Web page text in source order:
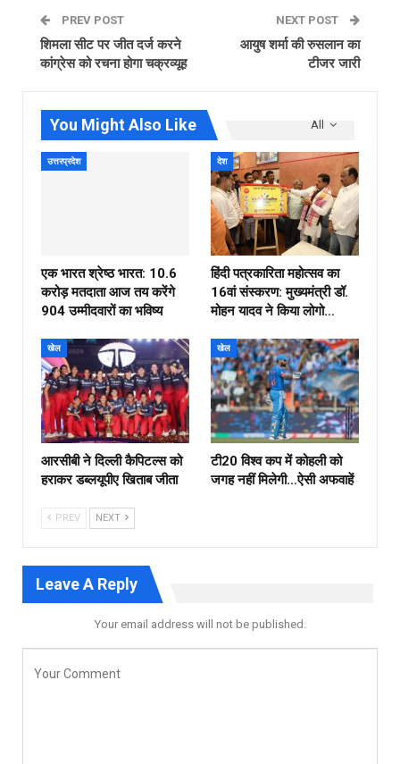
PREV POST
शिमला सीट पर जीत दर्ज करने
कांग्रेस को रचना होगा चक्रव्यूह
NEXT POST
आयुष शर्मा की रुसलान का
टीजर जारी
All
You Might Also Like
उत्तरप्रदेश
एक भारत श्रेष्ठ भारत: 10.6
करोड़ मतदाता आज तय करेंगे
904 उम्मीदवारों का भविष्य
देश
हिंदी पत्रकारिता महोत्सव का
16वां संस्करण: मुख्यमंत्री डॉ.
मोहन यादव ने किया लोगो…
खेल
आरसीबी ने दिल्ली कैपिटल्स को
हराकर डब्लयूपीए खिताब जीता
खेल
टी20 विश्व कप में कोहली को
जगह नहीं मिलेगी…ऐसी अफवाहें
PREV NEXT
Leave A Reply
Your email address will not be published.